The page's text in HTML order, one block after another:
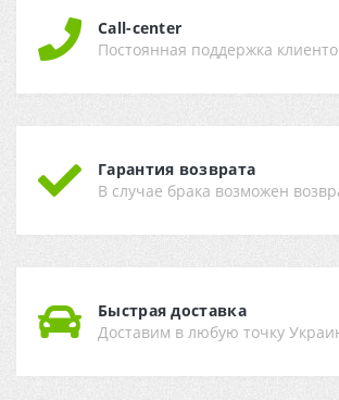
Call-center
Постоянная поддержка
Гарантия возврата
В случае брака возможен
Быстрая доставка
Доставим в любую точку